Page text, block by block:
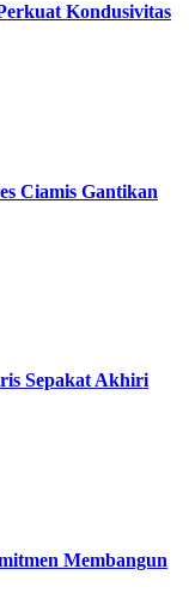
Kondusivitas
Ciamis Gantikan
Sepakat Akhiri
Membangun